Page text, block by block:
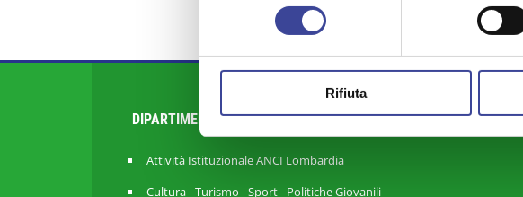
Rifiuta
DIPARTIMENTI
Attività Istituzionale ANCI Lombardia
Cultura - Turismo - Sport - Politiche Giovanili